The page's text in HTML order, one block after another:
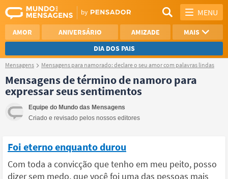
MENU
AMOR ANIVERSÁRIO AMIZADE
MAIS
DIA DOS PAIS
REFLEXÃO
SAUDADE
NAMORO
Mensagens Mensagens para namorado: declare o seu amor com palavras lindas
Mensagens de término de namoro para
expressar seus sentimentos
Equipe do Mundo das Mensagens
Criado e revisado pelos nossos editores
Foi eterno enquanto durou
Com toda a convicção que tenho em meu peito, posso
dizer sem medo, que você foi uma das pessoas mais